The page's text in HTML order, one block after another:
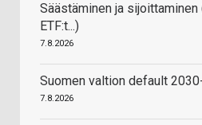
Säästäminen ja
ETF:t...)
7.8.2026
Suomen valtion default
7.8.2026